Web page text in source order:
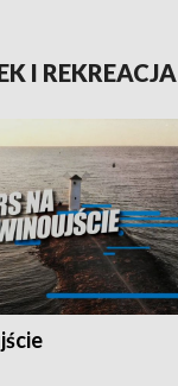
I REKREACJA